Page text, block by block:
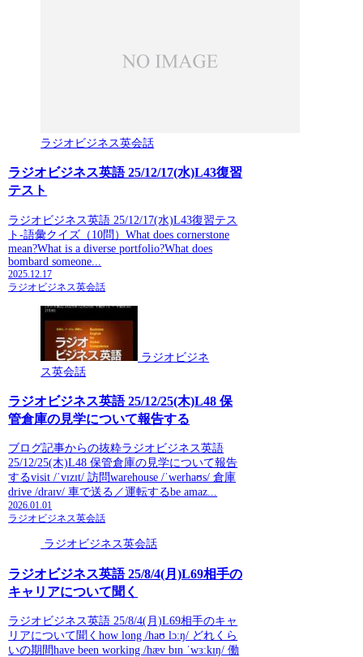
ラジオビジネス英会話
ラジオビジネス英語 25/12/17(水)L43復習
テスト
ラジオビジネス英語 25/12/17(水)L43復習テス
ト-語彙クイズ（10問）What does cornerstone
mean?What is a diverse portfolio?What does
bombard someone...
2025.12.17
ラジオビジネス英会話
ラジオビジネ
ス英会話
ラジオビジネス英語 25/12/25(木)L48 保
管倉庫の見学について報告する
ブログ記事からの抜粋ラジオビジネス英語
25/12/25(木)L48 保管倉庫の見学について報告
するvisit /ˈvɪzɪt/ 訪問warehouse /ˈwerhaʊs/ 倉庫
drive /draɪv/ 車で送る／運転するbe amaz...
2026.01.01
ラジオビジネス英会話
ラジオビジネス英会話
ラジオビジネス英語 25/8/4(月)L69相手の
キャリアについて聞く
ラジオビジネス英語 25/8/4(月)L69相手のキャ
リアについて聞くhow long /haʊ lɔːŋ/ どれくら
いの期間have been working /hæv bɪn ˈwɜːkɪŋ/ 働